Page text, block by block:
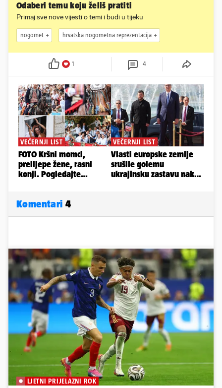
Odaberi temu koju želiš pratiti
Primaj sve nove vijesti o temi i budi u tijeku
nogomet hrvatska nogometna reprezentacija
1 4
Komentari 4
LJETNI PRIJELAZNI ROK